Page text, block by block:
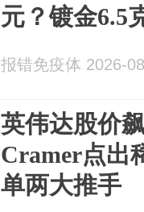
元？镀金6.5
报错免疫体 2026-
英伟达股价
Cramer点出
单两大推手